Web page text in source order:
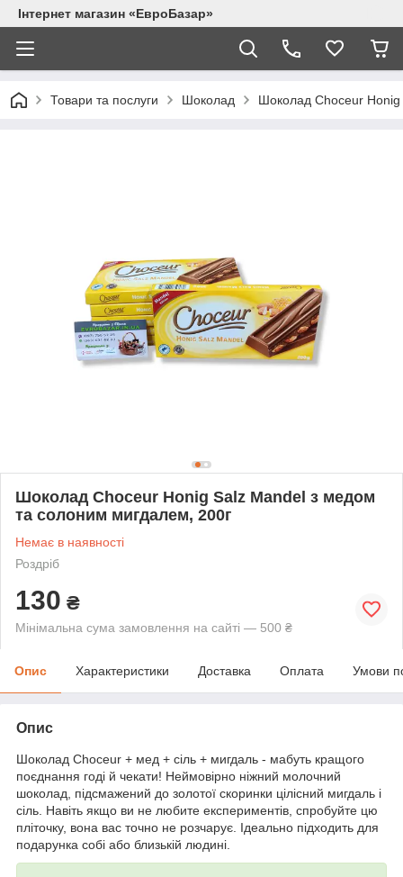
Інтернет магазин «ЕвроБазар»
Товари та послуги Шоколад Шоколад Choceur
Шоколад Choceur Honig Salz Mandel з медом
та солоним мигдалем, 200г
Немає в наявності
Роздріб
130 ₴
Мінімальна сума замовлення на сайті — 500 ₴
Опис Характеристики Доставка Оплата Умови
Опис
Шоколад Choceur + мед + сіль + мигдаль - мабуть кращого
поєднання годі й чекати! Неймовірно ніжний молочний
шоколад, підсмажений до золотої скоринки цілісний мигдаль і
сіль. Навіть якщо ви не любите експериментів, спробуйте цю
пліточку, вона вас точно не розчарує. Ідеально підходить для
подарунка собі або близькій людині.